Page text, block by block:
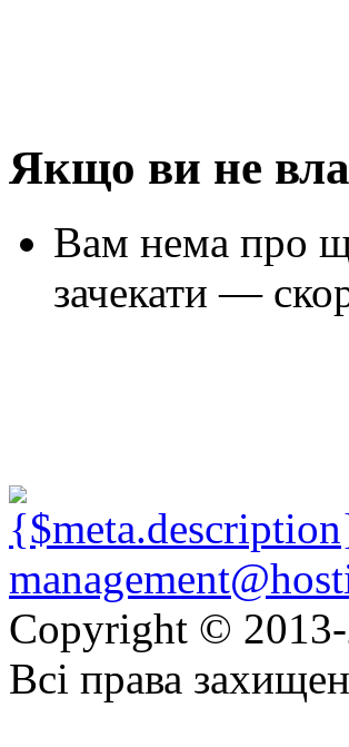
Якщо ви не
Вам нема про
зачекати —
Copyright © 2013-
Всі права